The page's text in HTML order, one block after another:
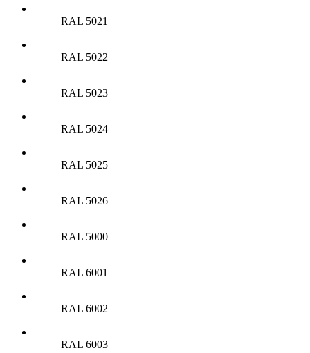
RAL 5021
RAL 5022
RAL 5023
RAL 5024
RAL 5025
RAL 5026
RAL 5000
RAL 6001
RAL 6002
RAL 6003